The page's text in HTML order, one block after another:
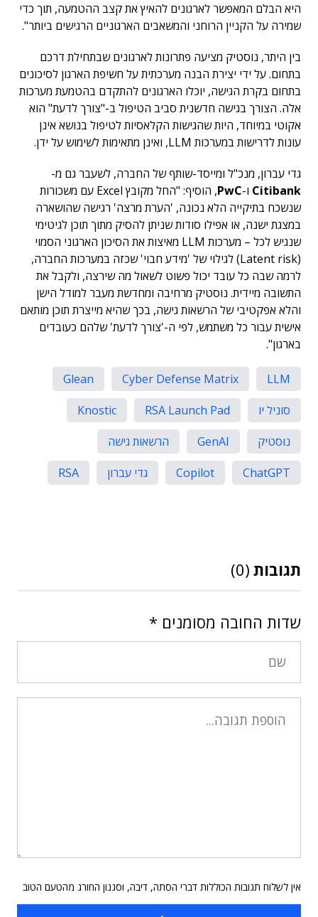
היא הבלם המאפשר לארגונים להאיץ את קצב ההטמעה, תוך כדי
שמירה על הקניין הרוחני והמשאבים הארגוניים הרגישים ביותר".
בין היתר, נוסטיק מציעה פתרונות לארגונים שבתחילת דרכם
בתחום. על ידי יצירת הבנה מערכתית על חשיפת הארגון לסיכונים
בתחום בקרת הגישה, יוכלו הארגונים להתקדם בהטמעת מערכות
אלה. הצורך בגישה חדשנית סביב הטיפול ב-"צורך לדעת" הוא
אקוטי במיוחד, היות שהגישות הקלאסיות לטיפול בנושא אינן
עונות לדרישות במערכות LLM, ואינן מתאימות לשימוש על ידן.
גדי עברון, מנכ"ל ומייסד-שותף של החברה, לשעבר גם מ-
Citibank ו-PwC
, הוסיף: "החל מקובץ Excel עם משכורות
שנשכח בתיקייה הלא נכונה, 'הערת מרצה' רגישה שהושארה
במצגת ישנה, או אפילו סודות שניתן להסיק מתוך תוכן לגיטימי
שנגיש לכל – מערכות LLM מאיצות את הסיכון הארגוני הסמוי
(Latent risk) לגילוי של 'מידע חבוי' שכזה במערכות החברה,
לרמה שבה כל עובד יכול פשוט לשאול מה שירצה, ולקבל את
התשובה מיידית. נוסטיק מרחיבה ומחדשת מעבר למודל הישן
והלא אפקטיבי של הרשאות גישה, בכך שהיא מייצרת תוכן מותאם
אישית עבור כל משתמש, לפי ה-'צורך לדעת' שלהם כעובדים
בארגון".
LLM
Cyber Defense Matrix
Glean
סוניל יו
RSA Launch Pad
Knostic
נוסטיק
GenAI
הרשאות גישה
ChatGPT
Copilot גדי עברון RSA
תגובות (0)
שדות החובה מסומנים *
אין לשלוח תגובות הכוללות דברי הסתה, דיבה, וסגנון החורג מהטעם הטוב